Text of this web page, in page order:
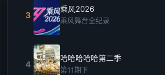
3
乘风2026
乘风舞台全纪录
4
哈哈哈哈哈第二季
第11期下